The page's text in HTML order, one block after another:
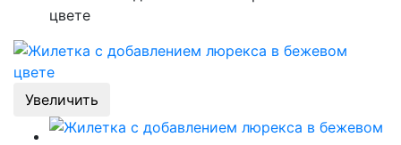
цвете
Увеличить